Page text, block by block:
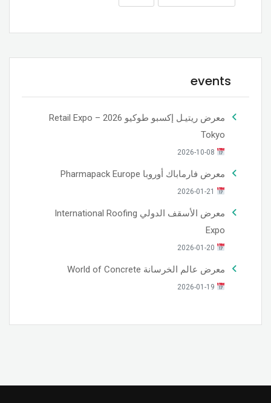
events
معرض ريتيـل إكسبو طوكيو 2026 – Retail Expo
Tokyo
معرض فارماباك أوروبا Pharmapack Europe
معرض الأسقف الدولي International Roofing
Expo
معرض عالم الخرسانة World of Concrete